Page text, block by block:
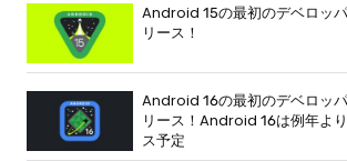
Android 15の最初のデベロッ
リース！
Android 16の最初のデベロッ
リース！Android 16は例年よ
ス予定